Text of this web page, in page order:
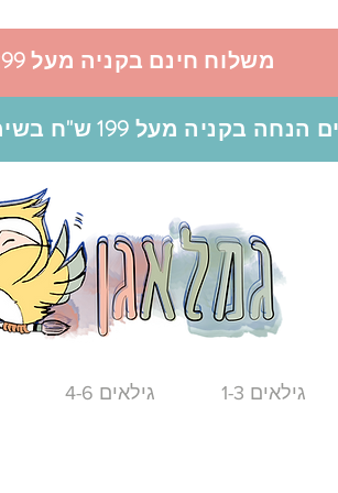
משלוח חינם בקניה מעל 299 ש"ח
גילאים 1-3 גילאים 4-6